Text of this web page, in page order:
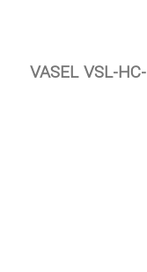
هاب يو اس بي 4 پورت برند واصل VASEL VSL-HC-